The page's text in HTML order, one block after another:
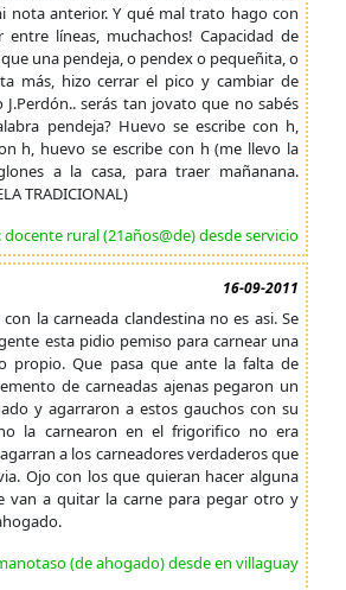
nota anterior. Y qué mal trato hago con
entre líneas, muchachos! Capacidad de
una pendeja, o pendex o pequeñita, o
más, hizo cerrar el pico y cambiar de
serás tan jovato que no sabés
pendeja? Huevo se escribe con h,
h, huevo se escribe con h (me llevo la
a la casa, para traer mañanana.
TRADICIONAL)
rural (21años@de) desde servicio
16-09-2011
la carneada clandestina no es asi. Se
esta pidio pemiso para carnear una
propio. Que pasa que ante la falta de
de carneadas ajenas pegaron un
y agarraron a estos gauchos con su
la carnearon en el frigorifico no era
a los carneadores verdaderos que
Ojo con los que quieran hacer alguna
van a quitar la carne para pegar otro y
(de ahogado) desde en villaguay